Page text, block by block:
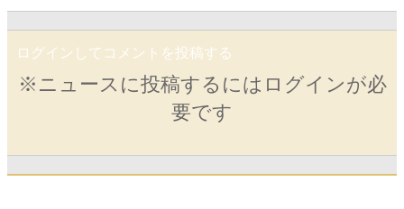
ログインしてコメントを投稿する
※ニュースに投稿するにはログインが必
要です